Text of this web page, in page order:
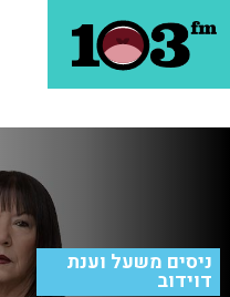
ניסים משעל וענת
דוידוב